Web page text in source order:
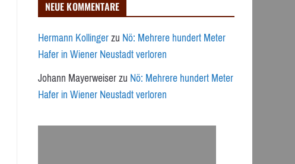
NEUE KOMMENTARE
Hermann KollingerzuNö: Mehrere hundert Meter
Hafer in Wiener Neustadt verloren
Johann MayerweiserzuNö: Mehrere hundert Meter
Hafer in Wiener Neustadt verloren